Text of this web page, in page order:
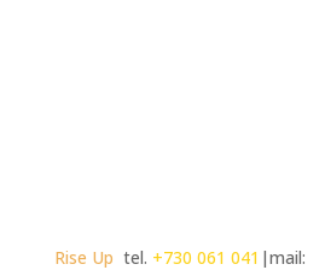
Rise Up tel. +730 061 041 |mail: